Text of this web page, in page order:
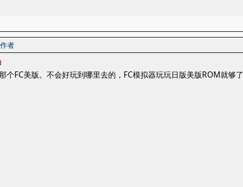
者
个FC美版。不会好玩到哪里去的，FC模拟器玩玩日版美版ROM就够